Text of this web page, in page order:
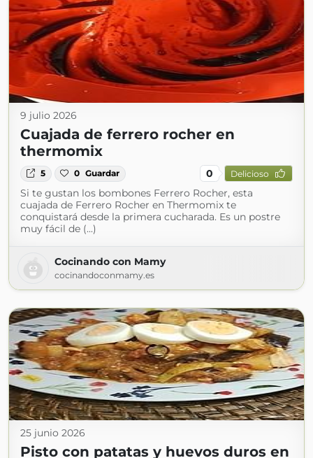
9 julio 2026
Cuajada de ferrero rocher en
thermomix
5 0 Guardar 0 Delicioso
Si te gustan los bombones Ferrero Rocher, esta
cuajada de Ferrero Rocher en Thermomix te
conquistará desde la primera cucharada. Es un postre
muy fácil de (...)
Cocinando con Mamy
cocinandoconmamy.es
25 junio 2026
Pisto con patatas y huevos duros en